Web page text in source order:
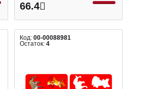
66.4
Код: 00-00088981
Остаток: 4